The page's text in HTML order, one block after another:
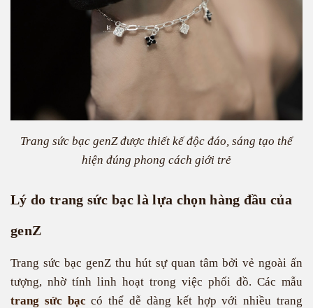
Trang sức bạc genZ được thiết kế độc đáo, sáng tạo thể
hiện đúng phong cách giới trẻ
Lý do trang sức bạc là lựa chọn hàng đầu của
genZ
Trang sức bạc genZ thu hút sự quan tâm bởi vẻ ngoài ấn
tượng, nhờ tính linh hoạt trong việc phối đồ. Các mẫu
trang sức bạc có thể dễ dàng kết hợp với nhiều trang